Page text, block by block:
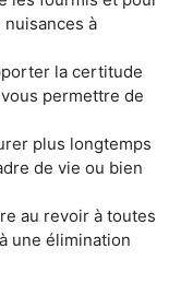
à
la certitude
permettre de
plus longtemps
de vie ou bien
au revoir à toutes
une élimination